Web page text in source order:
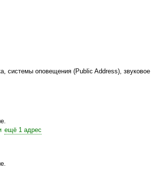
системы оповещения (Public Address), звуковое
ещё 1 адрес